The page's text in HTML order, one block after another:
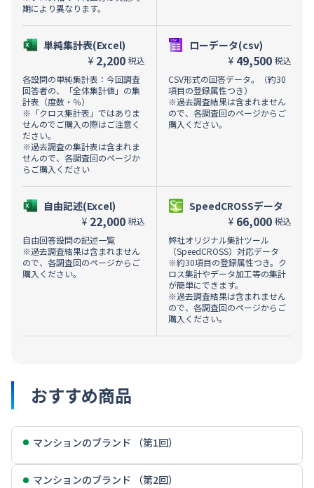
期により異なります。
単純集計表(Excel)
¥ 2,200 税込
各設問の単純集計表：今回調査
回答者の、「全体集計値」の集
計表（度数・％）
※「クロス集計表」ではありま
せんのでご購入の際はご注意く
ださい。
※過去調査の集計表は含まれま
せんので、各調査回のページか
らご購入ください
自由記述(Excel)
¥ 22,000 税込
自由回答設問の記述一覧
※過去調査結果は含まれません
ので、各調査回のページからご
購入ください。
ローデータ(csv)
¥ 49,500 税込
CSV形式の回答データ。（約30
項目の登録属性つき）
※過去調査結果は含まれません
ので、各調査回のページからご
購入ください。
SpeedCROSSデータ
¥ 66,000 税込
弊社オリジナル集計ツール
（SpeedCROSS）対応データ
※約30項目の登録属性つき。ク
ロス集計やデータ加工等の集計
が簡単にできます。
※過去調査結果は含まれません
ので、各調査回のページからご
購入ください。
おすすめ商品
マンションのブランド （第1回）
マンションのブランド （第2回）